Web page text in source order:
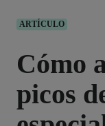
ARTÍCULO
Cómo
picos